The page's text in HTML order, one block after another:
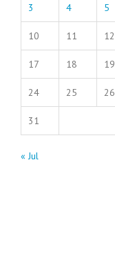
3 4 5
10 11 12
17 18 19
24 25 26
31
« Jul